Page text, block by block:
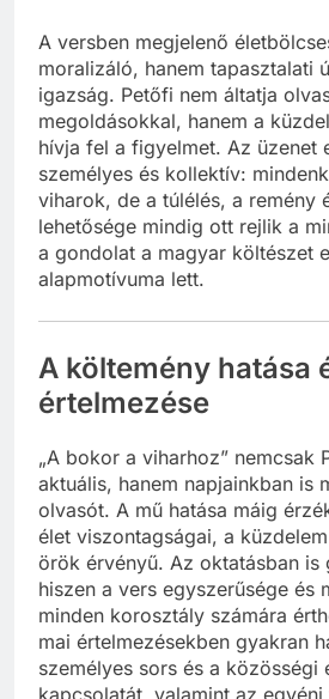
A versben megjelenő
moralizáló, hanem tapasztalati
igazság. Petőfi nem áltatja
megoldásokkal, hanem a
hívja fel a figyelmet. Az üzenet
személyes és kollektív:
viharok, de a túlélés, a remény
lehetősége mindig ott rejlik a
a gondolat a magyar költészet
alapmotívuma lett.
A költemény hatása
értelmezése
„A bokor a viharhoz” nemcsak
aktuális, hanem napjainkban is
olvasót. A mű hatása máig
élet viszontagságai, a
örök érvényű. Az oktatásban is
hiszen a vers egyszerűsége és
minden korosztály számára
mai értelmezésekben gyakran
személyes sors és a közösségi
kapcsolatát, valamint az